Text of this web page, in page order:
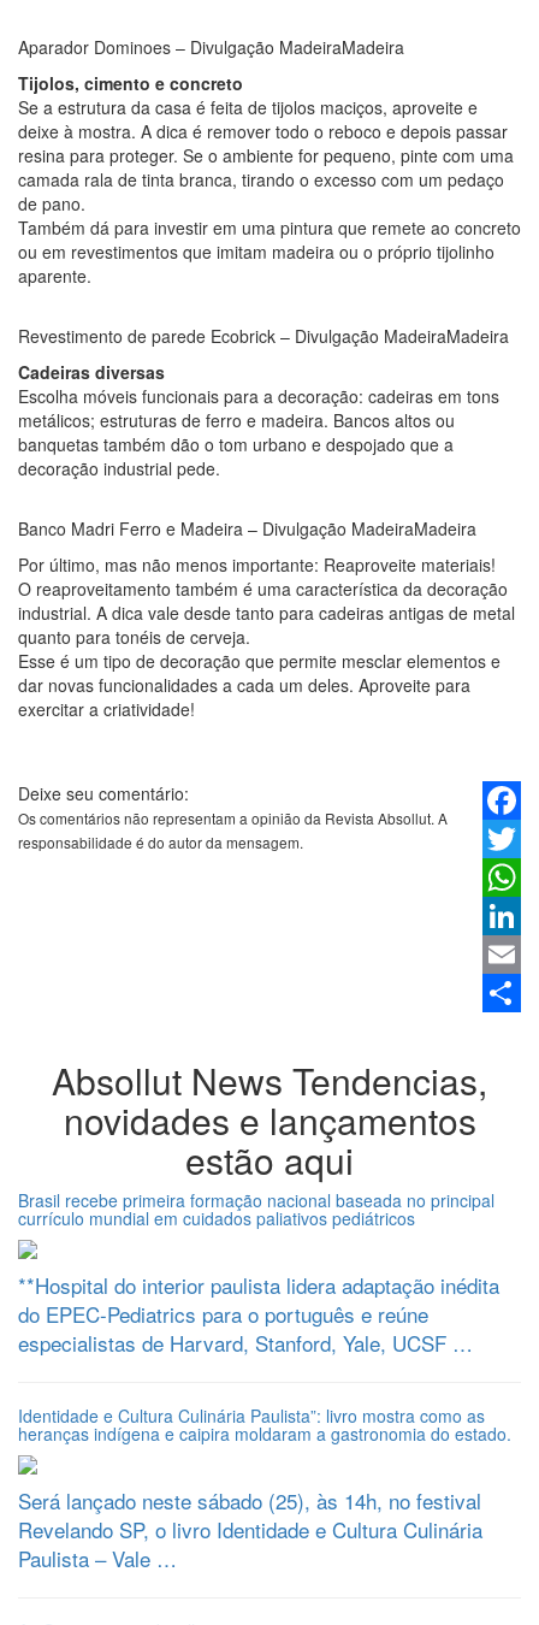
Aparador Dominoes – Divulgação MadeiraMadeira
Tijolos, cimento e concreto
Se a estrutura da casa é feita de tijolos maciços, aproveite e
deixe à mostra. A dica é remover todo o reboco e depois passar
resina para proteger. Se o ambiente for pequeno, pinte com uma
camada rala de tinta branca, tirando o excesso com um pedaço
de pano.
Também dá para investir em uma pintura que remete ao concreto
ou em revestimentos que imitam madeira ou o próprio tijolinho
aparente.
Revestimento de parede Ecobrick – Divulgação MadeiraMadeira
Cadeiras diversas
Escolha móveis funcionais para a decoração: cadeiras em tons
metálicos; estruturas de ferro e madeira. Bancos altos ou
banquetas também dão o tom urbano e despojado que a
decoração industrial pede.
Banco Madri Ferro e Madeira – Divulgação MadeiraMadeira
Por último, mas não menos importante: Reaproveite materiais!
O reaproveitamento também é uma característica da decoração
industrial. A dica vale desde tanto para cadeiras antigas de metal
quanto para tonéis de cerveja.
Esse é um tipo de decoração que permite mesclar elementos e
dar novas funcionalidades a cada um deles. Aproveite para
exercitar a criatividade!
Twitter
Email
Deixe seu comentário:
Os comentários não representam a opinião da Revista Absollut. A
responsabilidade é do autor da mensagem.
Absollut News Tendencias,
novidades e lançamentos
estão aqui
Brasil recebe primeira formação nacional baseada no principal
currículo mundial em cuidados paliativos pediátricos
**Hospital do interior paulista lidera adaptação inédita
do EPEC-Pediatrics para o português e reúne
especialistas de Harvard, Stanford, Yale, UCSF …
Identidade e Cultura Culinária Paulista”: livro mostra como as
heranças indígena e caipira moldaram a gastronomia do estado.
Será lançado neste sábado (25), às 14h, no festival
Revelando SP, o livro Identidade e Cultura Culinária
Paulista – Vale …